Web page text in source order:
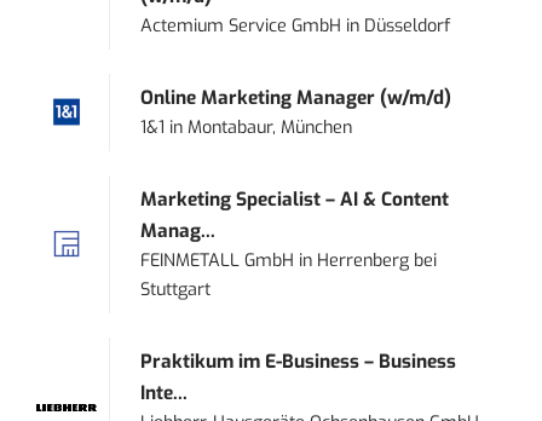
Actemium Service GmbH in Düsseldorf
Online Marketing Manager (w/m/d)
1&1 inMontabaur, München
Marketing Specialist – AI & Content
Manag...
FEINMETALL GmbH in Herrenberg bei
Stuttgart
Praktikum im E-Business – Business
Inte...